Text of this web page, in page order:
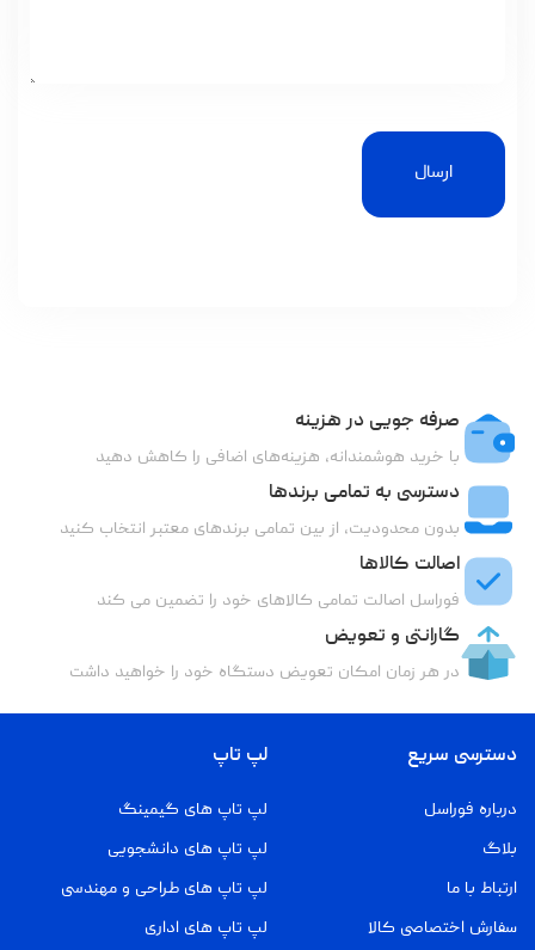
ارسال
صرفه جویی در هزینه
با خرید هوشمندانه، هزینه‌های اضافی را کاهش دهید
دسترسی به تمامی برندها
بدون محدودیت، از بین تمامی برندهای معتبر انتخاب کنید
اصالت کالاها
فوراسل اصالت تمامی کالاهای خود را تضمین می کند
گارانتی و تعویض
در هر زمان امکان تعویض دستگاه خود را خواهید داشت
دسترسی سریع
درباره فوراسل
بلاگ
ارتباط با ما
سفارش اختصاصی کالا
لپ تاپ
لپ تاپ های گیمینگ
لپ تاپ های دانشجویی
لپ تاپ های طراحی و مهندسی
لپ تاپ های اداری